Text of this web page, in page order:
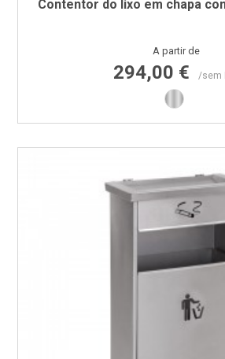
Contentor do lixo em chapa
Preço
A partir de
294,00 € /sem
Inox